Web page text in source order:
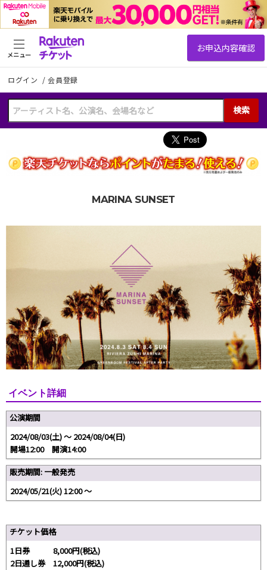
ログイン /会員登録
検索
メニュー
MARINA SUNSET
イベント詳細
公演期間
2024/08/03(土) 〜 2024/08/04(日)
開場12:00 開演14:00
販売期間: 一般発売
2024/05/21(火) 12:00 〜
チケット価格
1日券 8,000円(税込)
2日通し券 12,000円(税込)